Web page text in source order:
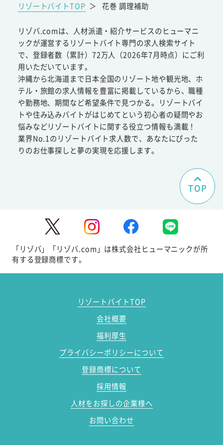
リゾートバイトTOP ＞ 花巻 調理補助
リゾバ.comは、人材派遣・紹介サービスのヒューマニ
ックが運営するリゾートバイト専門の求人検索サイト
で、登録者数（累計）72万人（2026年7月時点）にご利
用いただいています。
沖縄から北海道まで日本全国のリゾート地や観光地、ホ
テル・旅館の求人情報を豊富に掲載しているから、職種
や勤務地、期間など希望条件で見つかる。リゾートバイ
トや住み込みバイトがはじめてという初心者の疑問やお
悩みなどリゾートバイトに関する役立つ情報も満載！
業界No.1のリゾートバイト求人数で、あなたにぴった
りのお仕事探しと夢の実現を応援します。
TOP
「リゾバ」「リゾバ.com」は株式会社ヒューマニックが所
有する登録商標です。
リゾートバイトTOP
会社概要
福利厚生
プライバシーポリシーについて
登録商標について
採用情報
人材をお探しの企業様へ
お問い合わせ